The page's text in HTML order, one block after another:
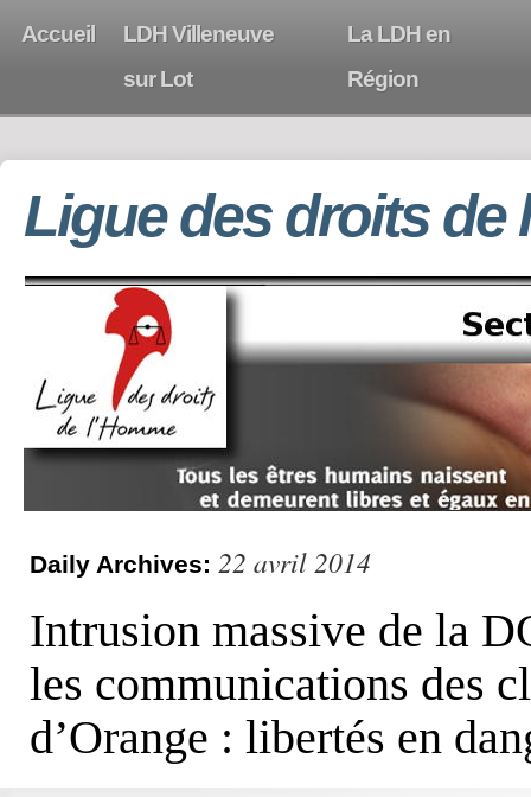
Accueil
LDH Villeneuve
sur Lot
La LDH en
Région
Ligue des droits de
Daily Archives: 22 avril 2014
Intrusion massive de la
les communications des
d’Orange : libertés en